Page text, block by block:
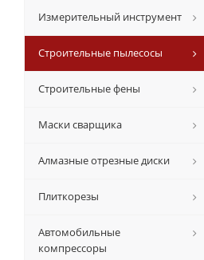
Измерительный инструмент
Строительные пылесосы
Строительные фены
Маски сварщика
Алмазные отрезные диски
Плиткорезы
Автомобильные
компрессоры